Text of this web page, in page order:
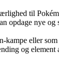
til
opdage nye
eller som
og